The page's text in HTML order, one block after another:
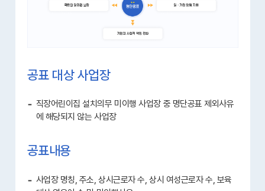
공표 대상 사업장
직장어린이집 설치의무 미이행 사업장 중 명단공표 제외사유
에 해당되지 않는 사업장
공표내용
사업장 명칭, 주소, 상시근로자 수, 상시 여성근로자 수, 보육